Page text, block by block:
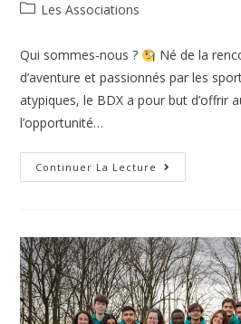
Les Associations
Qui sommes-nous ?
Né de la
d’aventure et passionnés par les
atypiques, le BDX a pour but d’offrir
l’opportunité…
Continuer La Lecture